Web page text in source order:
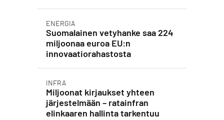
ENERGIA
Suomalainen vetyhanke saa 224
miljoonaa euroa EU:n
innovaatiorahastosta
INFRA
Miljoonat kirjaukset yhteen
järjestelmään – ratainfran
elinkaaren hallinta tarkentuu